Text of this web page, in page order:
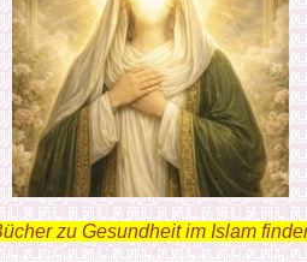
zu Gesundheit im Islam